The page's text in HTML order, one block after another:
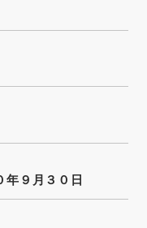
年９月３０日